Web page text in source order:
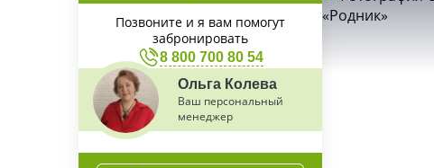
Позвоните и я вам помогут
забронировать
8 800 700 80 54
Ольга Колева
Ваш персональный
менеджер